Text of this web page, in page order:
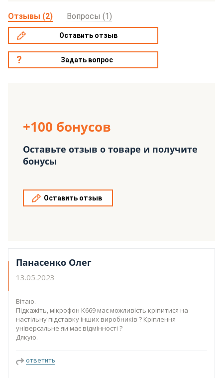
Отзывы (2) Вопросы (1)
Оставить отзыв
Задать вопрос
+100 бонусов
Оставьте отзыв о товаре и получите
бонусы
Оставить отзыв
Панасенко Олег
13.05.2023
Вітаю.
Підкажіть, мікрофон К669 має можливість кріпитися на
настільну підставку інших виробників ? Кріплення
універсальне яи має відмінності ?
Дякую.
ответить